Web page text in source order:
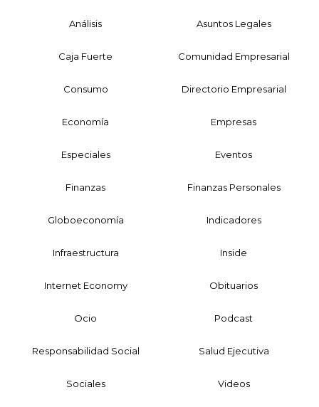
Análisis Asuntos Legales
Caja Fuerte Comunidad Empresarial
Consumo Directorio Empresarial
Economía Empresas
Especiales Eventos
Finanzas Finanzas Personales
Globoeconomía Indicadores
Infraestructura Inside
Internet Economy Obituarios
Ocio Podcast
Responsabilidad Social Salud Ejecutiva
Sociales Videos